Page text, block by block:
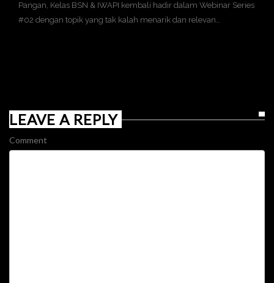
Pangan, Kelas BSN & IWAPI kembali hadir dalam Webinar Series
#02 dengan topik yang tak kalah menarik dan relevan…
LEAVE A REPLY
Comment